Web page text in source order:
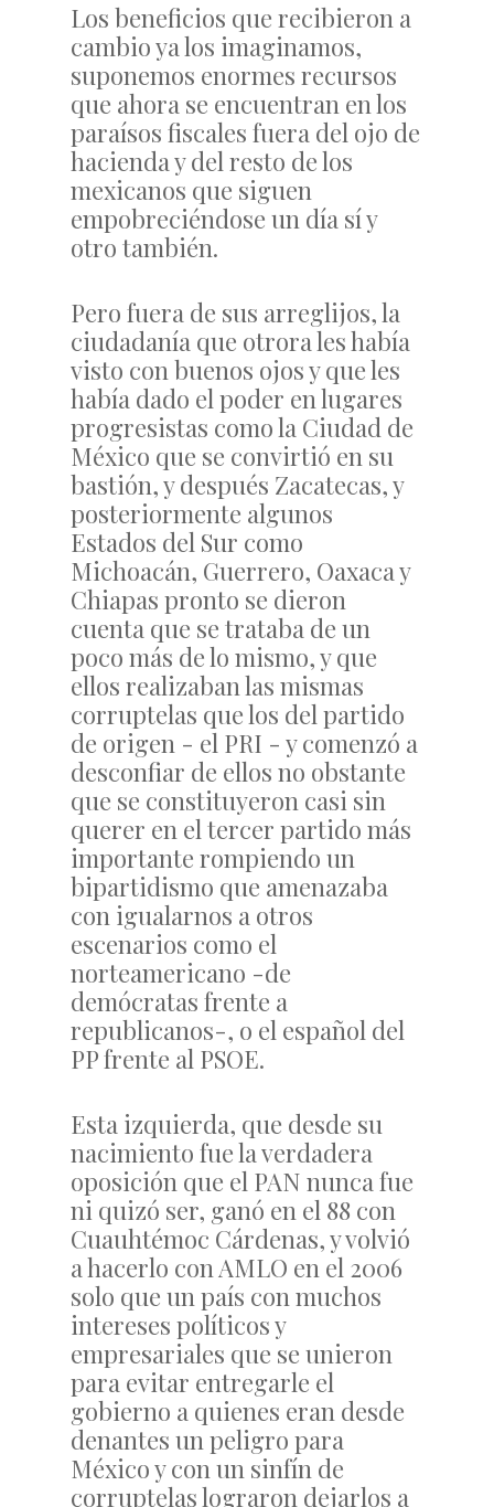
Los beneficios que recibieron a
cambio ya los imaginamos,
suponemos enormes recursos
que ahora se encuentran en los
paraísos fiscales fuera del ojo de
hacienda y del resto de los
mexicanos que siguen
empobreciéndose un día sí y
otro también.
Pero fuera de sus arreglijos, la
ciudadanía que otrora les había
visto con buenos ojos y que les
había dado el poder en lugares
progresistas como la Ciudad de
México que se convirtió en su
bastión, y después Zacatecas, y
posteriormente algunos
Estados del Sur como
Michoacán, Guerrero, Oaxaca y
Chiapas pronto se dieron
cuenta que se trataba de un
poco más de lo mismo, y que
ellos realizaban las mismas
corruptelas que los del partido
de origen - el PRI - y comenzó a
desconfiar de ellos no obstante
que se constituyeron casi sin
querer en el tercer partido más
importante rompiendo un
bipartidismo que amenazaba
con igualarnos a otros
escenarios como el
norteamericano -de
demócratas frente a
republicanos-, o el español del
PP frente al PSOE.
Esta izquierda, que desde su
nacimiento fue la verdadera
oposición que el PAN nunca fue
ni quizó ser, ganó en el 88 con
Cuauhtémoc Cárdenas, y volvió
a hacerlo con AMLO en el 2006
solo que un país con muchos
intereses políticos y
empresariales que se unieron
para evitar entregarle el
gobierno a quienes eran desde
denantes un peligro para
México y con un sinfín de
corruptelas lograron dejarlos a